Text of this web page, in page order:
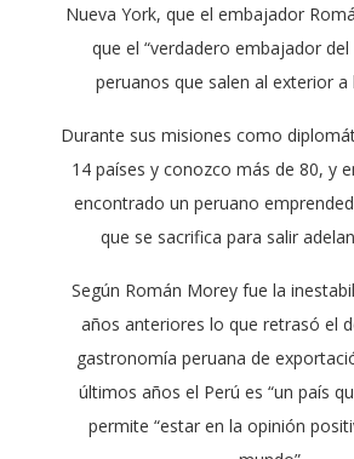
Nueva York, que el embajador
que el “verdadero embajador
peruanos que salen al exterior a
Durante sus misiones como
14 países y conozco más de 80, y
encontrado un peruano
que se sacrifica para salir
Según Román Morey fue la
años anteriores lo que retrasó el
gastronomía peruana de
últimos años el Perú es “un país
permite “estar en la opinión